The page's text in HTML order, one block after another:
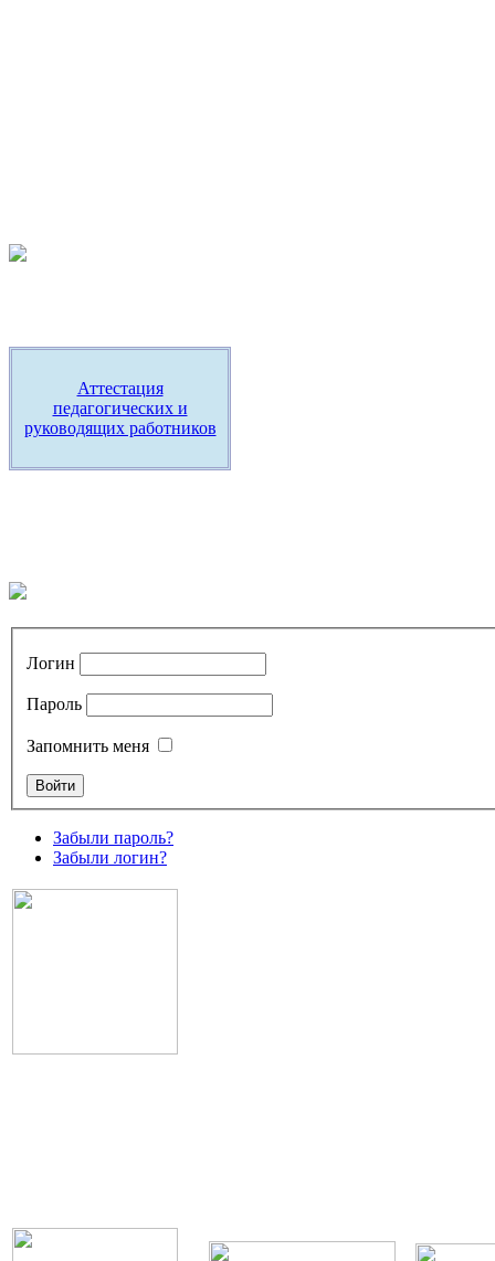
Аттестация
педагогических и
руководящих работников
Логин
Пароль
Запомнить меня
Забыли пароль?
Забыли логин?